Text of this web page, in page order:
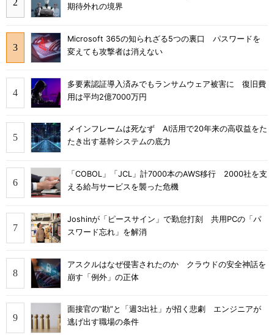
期待外れの境界
Microsoft 365の知られざる5つの裏口 パスワードを
変えても攻撃者は消えない
多要素認証導入済みでもランサムウェア被害に 復旧費
用は平均2億7000万円
メインフレームは死なず AI活用で20年来の高収益をた
たき出す基幹システムの底力
「COBOL」「JCL」計7000本のAWS移行 2000社を支
える給与サービスを襲った危機
Joshinが「ピースサイン」で勤怠打刻 共用PCの「パ
スワード忘れ」を解消
アスクルはなぜ侵害されたのか クラウドの安全神話を
崩す「例外」の正体
面接官の“勘”と「週3出社」が招く悲劇 エンジニアが
逃げ出す職場の条件